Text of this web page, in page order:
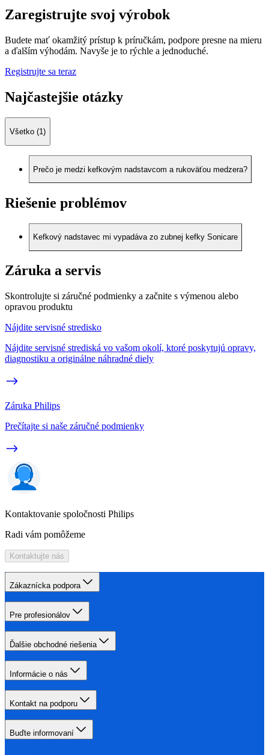
Zaregistrujte svoj výrobok
Budete mať okamžitý prístup k príručkám, podpore presne na mieru
a ďalším výhodám. Navyše je to rýchle a jednoduché.
Registrujte sa teraz
Najčastejšie otázky
Všetko (1)
Prečo je medzi kefkovým nadstavcom a rukoväťou medzera?
Riešenie problémov
Kefkový nadstavec mi vypadáva zo zubnej kefky Sonicare
Záruka a servis
Skontrolujte si záručné podmienky a začnite s výmenou alebo
opravou produktu
Nájdite servisné stredisko
Nájdite servisné strediská vo vašom okolí, ktoré poskytujú opravy,
diagnostiku a originálne náhradné diely
Záruka Philips
Prečítajte si naše záručné podmienky
Kontaktovanie spoločnosti Philips
Radi vám pomôžeme
Kontaktujte nás
Zákaznícka podpora
Pre profesionálov
Ďalšie obchodné riešenia
Informácie o nás
Kontakt na podporu
Buďte informovaní